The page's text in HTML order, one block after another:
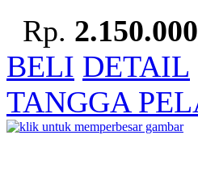
Rp.
BELI DETAIL
TANGGA